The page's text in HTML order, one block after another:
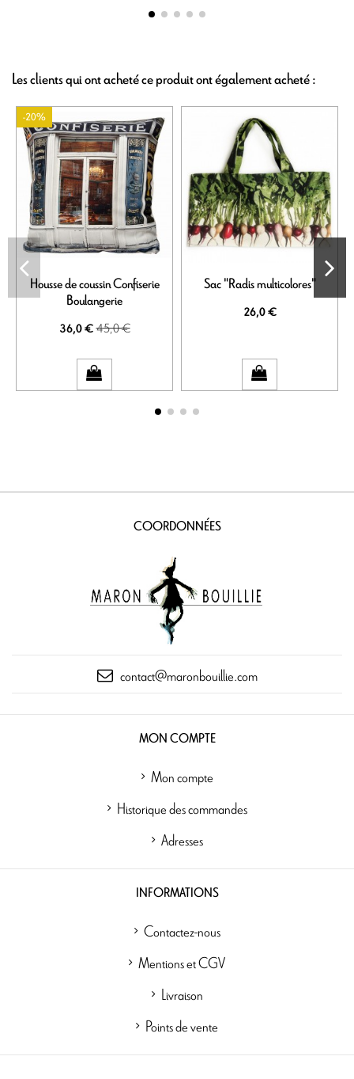
Les clients qui ont acheté ce produit ont également acheté :
-20%
Housse de coussin Confiserie
Boulangerie
36,0 €45,0 €
Sac "Radis multicolores"
26,0 €
COORDONNÉES
contact@maronbouillie.com
MON COMPTE
Mon compte
Historique des commandes
Adresses
INFORMATIONS
Contactez-nous
Mentions et CGV
Livraison
Points de vente